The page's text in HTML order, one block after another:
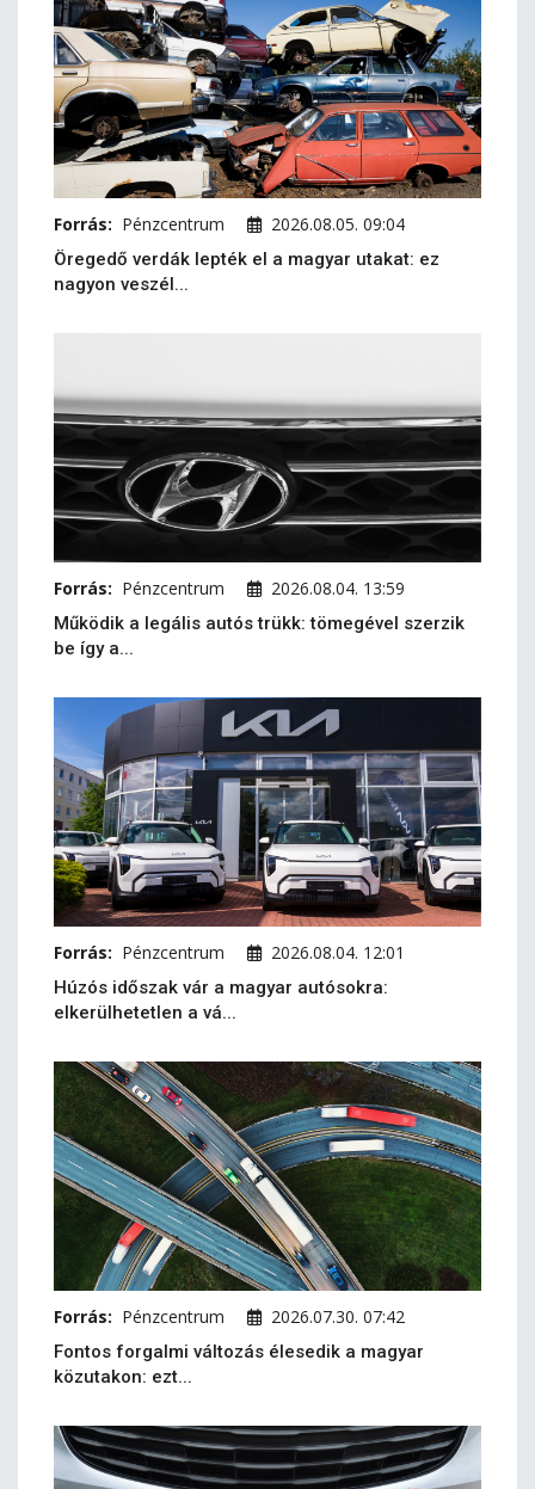
Forrás: Pénzcentrum 2026.08.05. 09:04
Öregedő verdák lepték el a magyar utakat: ez
nagyon veszél...
Forrás: Pénzcentrum 2026.08.04. 13:59
Működik a legális autós trükk: tömegével szerzik
be így a...
Forrás: Pénzcentrum 2026.08.04. 12:01
Húzós időszak vár a magyar autósokra:
elkerülhetetlen a vá...
Forrás: Pénzcentrum 2026.07.30. 07:42
Fontos forgalmi változás élesedik a magyar
közutakon: ezt...